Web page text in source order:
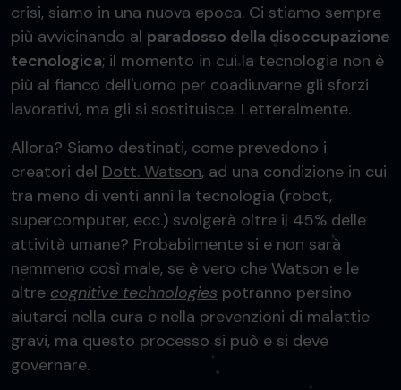
crisi, siamo in una nuova epoca. Ci stiamo sempre
più avvicinando al paradosso della disoccupazione
tecnologica; il momento in cui la tecnologia non è
più al fianco dell'uomo per coadiuvarne gli sforzi
lavorativi, ma gli si sostituisce. Letteralmente.
Allora? Siamo destinati, come prevedono i
creatori del Dott. Watson, ad una condizione in cui
tra meno di venti anni la tecnologia (robot,
supercomputer, ecc.) svolgerà oltre il 45% delle
attività umane? Probabilmente si e non sarà
nemmeno così male, se è vero che Watson e le
altre cognitive technologies potranno persino
aiutarci nella cura e nella prevenzioni di malattie
gravi, ma questo processo si può e si deve
governare.